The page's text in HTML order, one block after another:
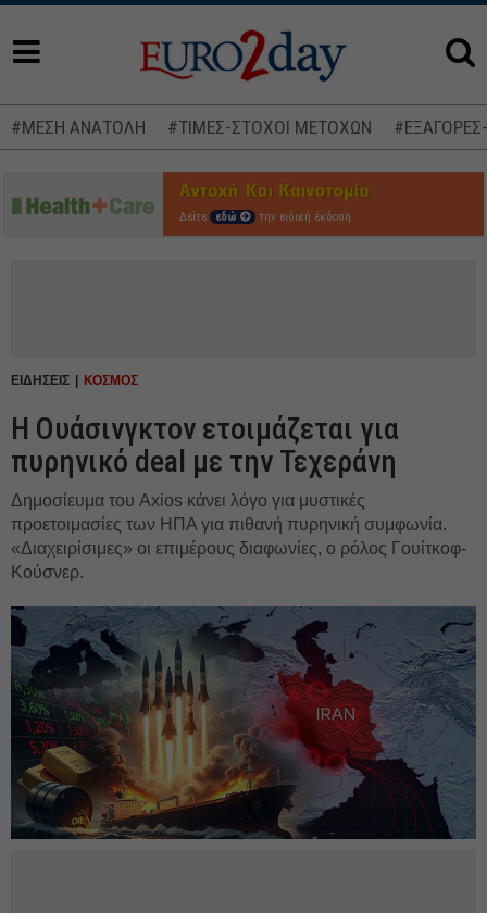
#ΜΕΣΗ ΑΝΑΤΟΛΗ #ΤΙΜΕΣ-ΣΤΟΧΟΙ ΜΕΤΟΧΩΝ
Δείτε εδώ την ειδική έκδοση
ΕΙΔΗΣΕΙΣ ΚΟΣΜΟΣ
Η Ουάσινγκτον ετοιμάζεται για
πυρηνικό deal με την Τεχεράνη
Δημοσίευμα του Axios κάνει λόγο για μυστικές
προετοιμασίες των ΗΠΑ για πιθανή πυρηνική συμφωνία.
«Διαχειρίσιμες» οι επιμέρους διαφωνίες, ο ρόλος Γουίτκοφ-
Κούσνερ.